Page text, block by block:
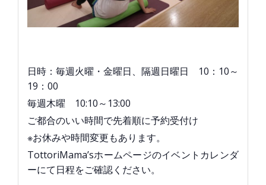
日時：毎週火曜・金曜日、隔週日曜日 10：10～
19：00
毎週木曜 10:10～13:00
ご都合のいい時間で先着順に予約受付け
※お休みや時間変更もあります。
TottoriMama’sホームページのイベントカレンダ
ーにて日程をご確認ください。